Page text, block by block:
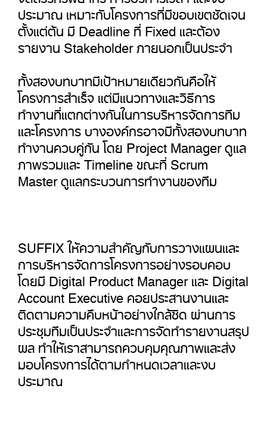
ประมาณ เหมาะกับโครงการที่มีขอบเขตชัดเจน
ตั้งแต่ต้น มี Deadline ที่ Fixed และต้อง
รายงาน Stakeholder ภายนอกเป็นประจำ
ทั้งสองบทบาทมีเป้าหมายเดียวกันคือให้
โครงการสำเร็จ แต่มีแนวทางและวิธีการ
ทำงานที่แตกต่างกันในการบริหารจัดการทีม
และโครงการ บางองค์กรอาจมีทั้งสองบทบาท
ทำงานควบคู่กัน โดย Project Manager ดูแล
ภาพรวมและ Timeline ขณะที่ Scrum
Master ดูแลกระบวนการทำงานของทีม
SUFFIX ให้ความสำคัญกับการวางแผนและ
การบริหารจัดการโครงการอย่างรอบคอบ
โดยมี Digital Product Manager และ Digital
Account Executive คอยประสานงานและ
ติดตามความคืบหน้าอย่างใกล้ชิด ผ่านการ
ประชุมทีมเป็นประจำและการจัดทำรายงานสรุป
ผล ทำให้เราสามารถควบคุมคุณภาพและส่ง
มอบโครงการได้ตามกำหนดเวลาและงบ
ประมาณ